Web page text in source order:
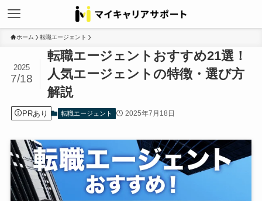
ホーム 転職エージェント
転職エージェントおすすめ21選！
人気エージェントの特徴・選び方
解説
2025
7/18
PRあり 転職エージェント 2025年7月18日